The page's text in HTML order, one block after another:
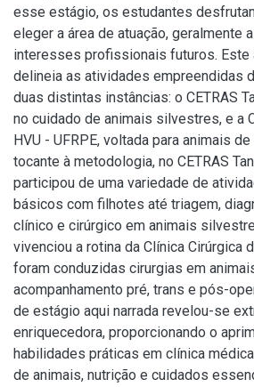
esse estágio, os estudantes
eleger a área de atuação, geralmente
interesses profissionais futuros. Este
delineia as atividades empreendidas
duas distintas instâncias: o CETRAS
no cuidado de animais silvestres, e a
HVU - UFRPE, voltada para animais
tocante à metodologia, no CETRAS
participou de uma variedade de
básicos com filhotes até triagem,
clínico e cirúrgico em animais
vivenciou a rotina da Clínica Cirúrgica
foram conduzidas cirurgias em
acompanhamento pré, trans e pós-
de estágio aqui narrada revelou-se
enriquecedora, proporcionando o
habilidades práticas em clínica
de animais, nutrição e cuidados